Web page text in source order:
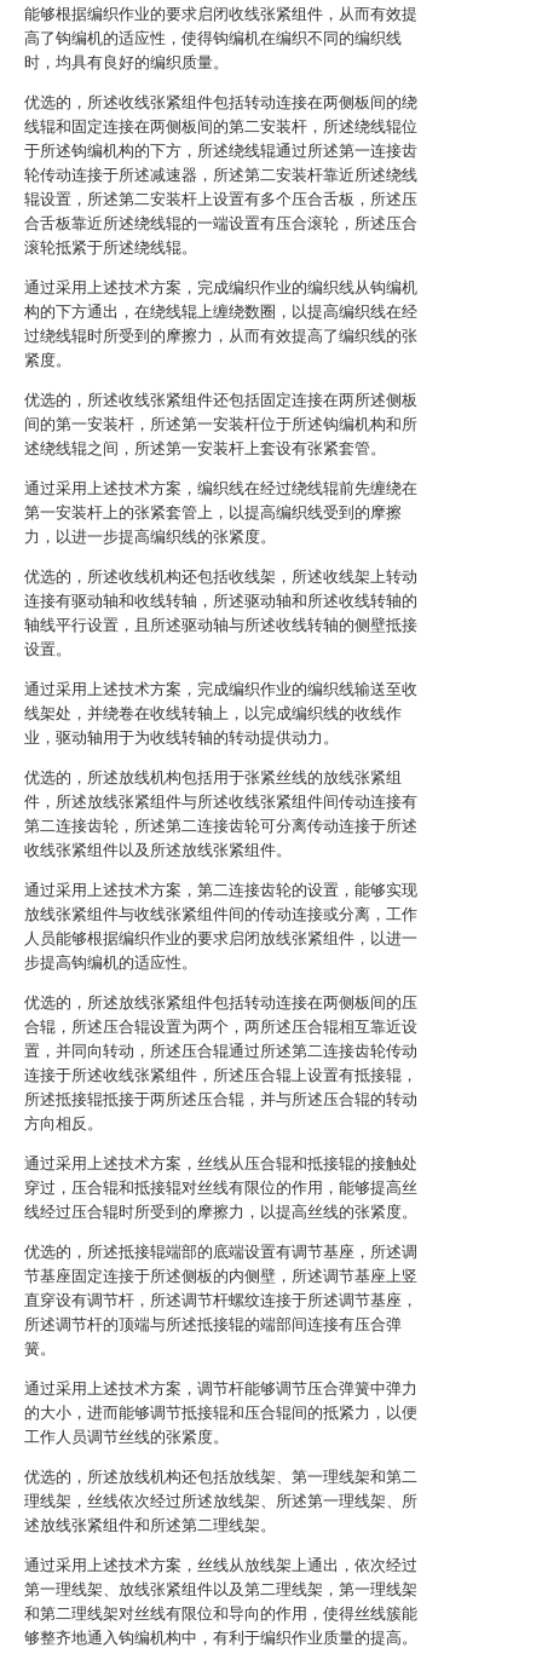
能够根据编织作业的要求启闭收线张紧组件，从而有效提
高了钩编机的适应性，使得钩编机在编织不同的编织线
时，均具有良好的编织质量。
优选的，所述收线张紧组件包括转动连接在两侧板间的绕
线辊和固定连接在两侧板间的第二安装杆，所述绕线辊位
于所述钩编机构的下方，所述绕线辊通过所述第一连接齿
轮传动连接于所述减速器，所述第二安装杆靠近所述绕线
辊设置，所述第二安装杆上设置有多个压合舌板，所述压
合舌板靠近所述绕线辊的一端设置有压合滚轮，所述压合
滚轮抵紧于所述绕线辊。
通过采用上述技术方案，完成编织作业的编织线从钩编机
构的下方通出，在绕线辊上缠绕数圈，以提高编织线在经
过绕线辊时所受到的摩擦力，从而有效提高了编织线的张
紧度。
优选的，所述收线张紧组件还包括固定连接在两所述侧板
间的第一安装杆，所述第一安装杆位于所述钩编机构和所
述绕线辊之间，所述第一安装杆上套设有张紧套管。
通过采用上述技术方案，编织线在经过绕线辊前先缠绕在
第一安装杆上的张紧套管上，以提高编织线受到的摩擦
力，以进一步提高编织线的张紧度。
优选的，所述收线机构还包括收线架，所述收线架上转动
连接有驱动轴和收线转轴，所述驱动轴和所述收线转轴的
轴线平行设置，且所述驱动轴与所述收线转轴的侧壁抵接
设置。
通过采用上述技术方案，完成编织作业的编织线输送至收
线架处，并绕卷在收线转轴上，以完成编织线的收线作
业，驱动轴用于为收线转轴的转动提供动力。
优选的，所述放线机构包括用于张紧丝线的放线张紧组
件，所述放线张紧组件与所述收线张紧组件间传动连接有
第二连接齿轮，所述第二连接齿轮可分离传动连接于所述
收线张紧组件以及所述放线张紧组件。
通过采用上述技术方案，第二连接齿轮的设置，能够实现
放线张紧组件与收线张紧组件间的传动连接或分离，工作
人员能够根据编织作业的要求启闭放线张紧组件，以进一
步提高钩编机的适应性。
优选的，所述放线张紧组件包括转动连接在两侧板间的压
合辊，所述压合辊设置为两个，两所述压合辊相互靠近设
置，并同向转动，所述压合辊通过所述第二连接齿轮传动
连接于所述收线张紧组件，所述压合辊上设置有抵接辊，
所述抵接辊抵接于两所述压合辊，并与所述压合辊的转动
方向相反。
通过采用上述技术方案，丝线从压合辊和抵接辊的接触处
穿过，压合辊和抵接辊对丝线有限位的作用，能够提高丝
线经过压合辊时所受到的摩擦力，以提高丝线的张紧度。
优选的，所述抵接辊端部的底端设置有调节基座，所述调
节基座固定连接于所述侧板的内侧壁，所述调节基座上竖
直穿设有调节杆，所述调节杆螺纹连接于所述调节基座，
所述调节杆的顶端与所述抵接辊的端部间连接有压合弹
簧。
通过采用上述技术方案，调节杆能够调节压合弹簧中弹力
的大小，进而能够调节抵接辊和压合辊间的抵紧力，以便
工作人员调节丝线的张紧度。
优选的，所述放线机构还包括放线架、第一理线架和第二
理线架，丝线依次经过所述放线架、所述第一理线架、所
述放线张紧组件和所述第二理线架。
通过采用上述技术方案，丝线从放线架上通出，依次经过
第一理线架、放线张紧组件以及第二理线架，第一理线架
和第二理线架对丝线有限位和导向的作用，使得丝线簇能
够整齐地通入钩编机构中，有利于编织作业质量的提高。